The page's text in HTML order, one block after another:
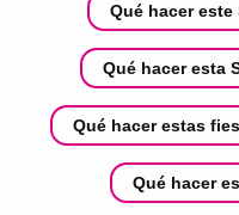
Qué hacer este
Qué hacer esta
Qué hacer estas
Qué hacer